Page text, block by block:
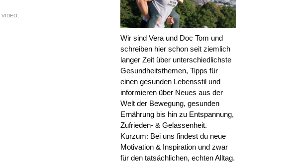
VIDEO
Wir sind Vera und Doc Tom und
schreiben hier schon seit ziemlich
langer Zeit über unterschiedlichste
Gesundheitsthemen, Tipps für
einen gesunden Lebensstil und
informieren über Neues aus der
Welt der Bewegung, gesunden
Ernährung bis hin zu Entspannung,
Zufrieden- & Gelassenheit.
Kurzum: Bei uns findest du neue
Motivation & Inspiration und zwar
für den tatsächlichen, echten Alltag.